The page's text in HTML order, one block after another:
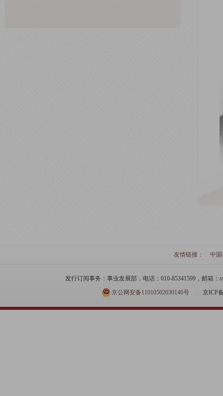
友情链接： 中
发行订阅事务：事业发展部，电话：010-85341599，邮箱：
京公网安备11010502030146号
京ICP